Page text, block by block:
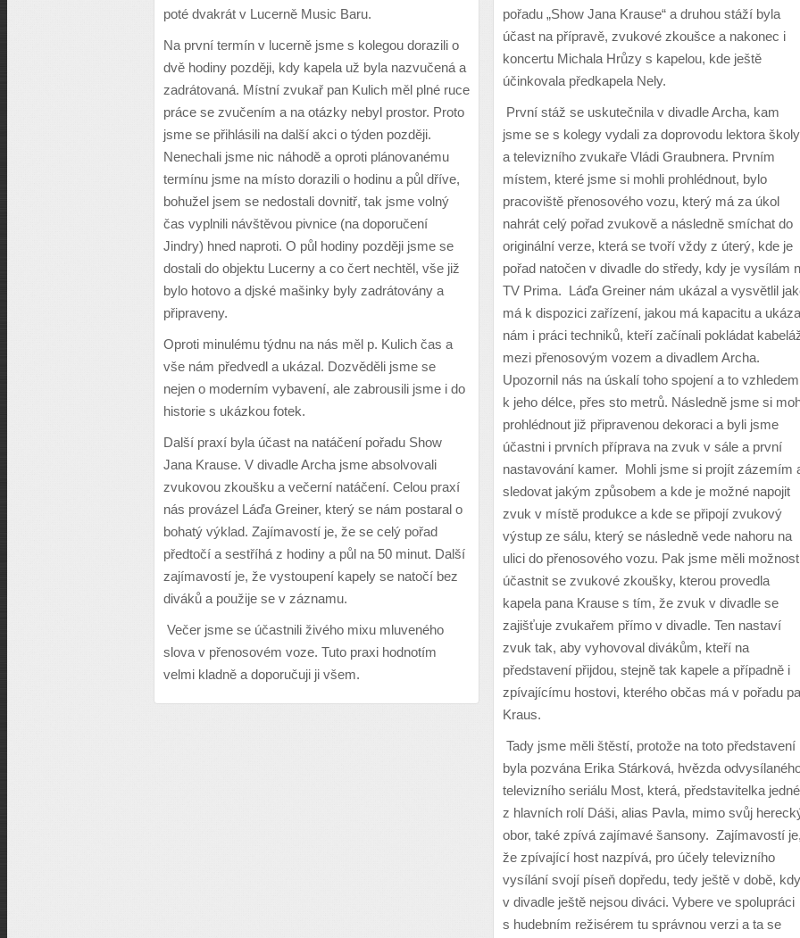
poté dvakrát v Lucerně Music Baru.
Na první termín v lucerně jsme s kolegou dorazili o
dvě hodiny později, kdy kapela už byla nazvučená a
zadrátovaná. Místní zvukař pan Kulich měl plné ruce
práce se zvučením a na otázky nebyl prostor. Proto
jsme se přihlásili na další akci o týden později.
Nenechali jsme nic náhodě a oproti plánovanému
termínu jsme na místo dorazili o hodinu a půl dříve,
bohužel jsem se nedostali dovnitř, tak jsme volný
čas vyplnili návštěvou pivnice (na doporučení
Jindry) hned naproti. O půl hodiny později jsme se
dostali do objektu Lucerny a co čert nechtěl, vše již
bylo hotovo a djské mašinky byly zadrátovány a
připraveny.
Oproti minulému týdnu na nás měl p. Kulich čas a
vše nám předvedl a ukázal. Dozvěděli jsme se
nejen o moderním vybavení, ale zabrousili jsme i do
historie s ukázkou fotek.
Další praxí byla účast na natáčení pořadu Show
Jana Krause. V divadle Archa jsme absolvovali
zvukovou zkoušku a večerní natáčení. Celou praxí
nás provázel Láďa Greiner, který se nám postaral o
bohatý výklad. Zajímavostí je, že se celý pořad
předtočí a sestříhá z hodiny a půl na 50 minut. Další
zajímavostí je, že vystoupení kapely se natočí bez
diváků a použije se v záznamu.
Večer jsme se účastnili živého mixu mluveného
slova v přenosovém voze. Tuto praxi hodnotím
velmi kladně a doporučuji ji všem.
pořadu „Show Jana Krause“ a druhou stáží byla
účast na přípravě, zvukové zkoušce a nakonec i
koncertu Michala Hrůzy s kapelou, kde ještě
účinkovala předkapela Nely.
První stáž se uskutečnila v divadle Archa, kam
jsme se s kolegy vydali za doprovodu lektora školy
a televizního zvukaře Vládi Graubnera. Prvním
místem, které jsme si mohli prohlédnout, bylo
pracoviště přenosového vozu, který má za úkol
nahrát celý pořad zvukově a následně smíchat do
originální verze, která se tvoří vždy z úterý, kde je
pořad natočen v divadle do středy, kdy je vysílám
TV Prima. Láďa Greiner nám ukázal a vysvětlil
má k dispozici zařízení, jakou má kapacitu a
nám i práci techniků, kteří začínali pokládat
mezi přenosovým vozem a divadlem Archa.
Upozornil nás na úskalí toho spojení a to vzhledem
k jeho délce, přes sto metrů. Následně jsme si
prohlédnout již připravenou dekoraci a byli jsme
účastni i prvních příprava na zvuk v sále a první
nastavování kamer. Mohli jsme si projít zázemím
sledovat jakým způsobem a kde je možné napojit
zvuk v místě produkce a kde se připojí zvukový
výstup ze sálu, který se následně vede nahoru na
ulici do přenosového vozu. Pak jsme měli možnost
účastnit se zvukové zkoušky, kterou provedla
kapela pana Krause s tím, že zvuk v divadle se
zajišťuje zvukařem přímo v divadle. Ten nastaví
zvuk tak, aby vyhovoval divákům, kteří na
představení přijdou, stejně tak kapele a případně i
zpívajícímu hostovi, kterého občas má v pořadu
Kraus.
Tady jsme měli štěstí, protože na toto představení
byla pozvána Erika Stárková, hvězda
televizního seriálu Most, která, představitelka jedné
z hlavních rolí Dáši, alias Pavla, mimo svůj
obor, také zpívá zajímavé šansony. Zajímavostí
že zpívající host nazpívá, pro účely televizního
vysílání svojí píseň dopředu, tedy ještě v době, kdy
v divadle ještě nejsou diváci. Vybere ve spolupráci
s hudebním režisérem tu správnou verzi a ta se